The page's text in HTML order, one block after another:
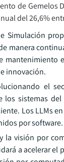
de
del 26,6%
Simulación
manera
mantenimiento
innovación.
el
sistemas
Los LLMs
por software.
la visión por
a acelerar